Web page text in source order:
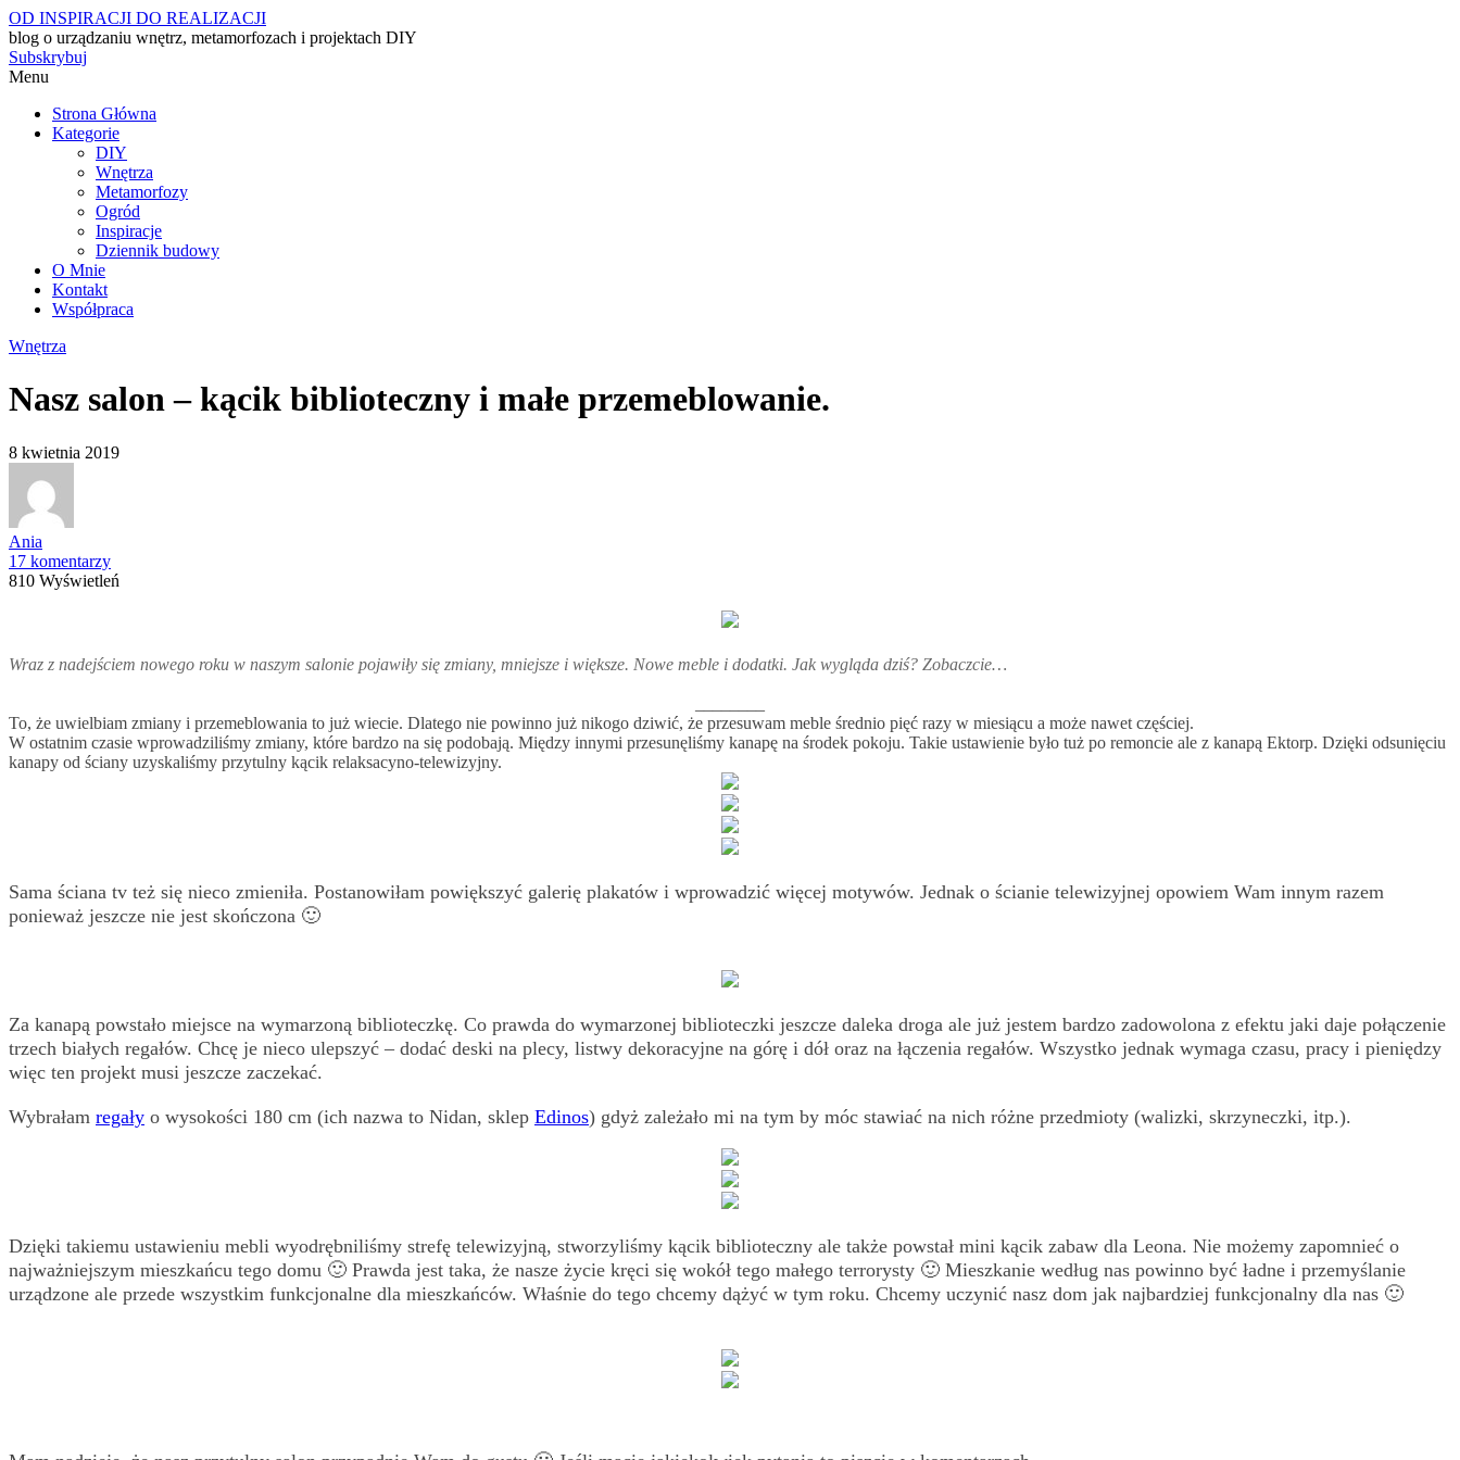
OD INSPIRACJI DO REALIZACJI
blog o urządzaniu wnętrz, metamorfozach i projektach DIY
Subskrybuj
Menu
Strona Główna
Kategorie
DIY
Wnętrza
Metamorfozy
Ogród
Inspiracje
Dziennik budowy
O Mnie
Kontakt
Współpraca
Wnętrza
Nasz salon – kącik biblioteczny i małe przemeblowanie.
8 kwietnia 2019
Ania
17 komentarzy
810 Wyświetleń
Wraz z nadejściem nowego roku w naszym salonie pojawiły się zmiany, mniejsze i większe. Nowe meble i dodatki. Jak wygląda dziś? Zobaczcie…
To, że uwielbiam zmiany i przemeblowania to już wiecie. Dlatego nie powinno już nikogo dziwić, że przesuwam meble średnio pięć razy w miesiącu a może nawet częściej.
W ostatnim czasie wprowadziliśmy zmiany, które bardzo na się podobają. Między innymi przesunęliśmy kanapę na środek pokoju. Takie ustawienie było tuż po remoncie ale z kanapą Ektorp. Dzięki odsunięciu
kanapy od ściany uzyskaliśmy przytulny kącik relaksacyno-telewizyjny.
Sama ściana tv też się nieco zmieniła. Postanowiłam powiększyć galerię plakatów i wprowadzić więcej motywów. Jednak o ścianie telewizyjnej opowiem Wam innym razem
ponieważ jeszcze nie jest skończona 🙂
Za kanapą powstało miejsce na wymarzoną biblioteczkę. Co prawda do wymarzonej biblioteczki jeszcze daleka droga ale już jestem bardzo zadowolona z efektu jaki daje połączenie
trzech białych regałów. Chcę je nieco ulepszyć – dodać deski na plecy, listwy dekoracyjne na górę i dół oraz na łączenia regałów. Wszystko jednak wymaga czasu, pracy i pieniędzy
więc ten projekt musi jeszcze zaczekać.
Wybrałam regały o wysokości 180 cm (ich nazwa to Nidan, sklep Edinos) gdyż zależało mi na tym by móc stawiać na nich różne przedmioty (walizki, skrzyneczki, itp.).
Dzięki takiemu ustawieniu mebli wyodrębniliśmy strefę telewizyjną, stworzyliśmy kącik biblioteczny ale także powstał mini kącik zabaw dla Leona. Nie możemy zapomnieć o
najważniejszym mieszkańcu tego domu 🙂 Prawda jest taka, że nasze życie kręci się wokół tego małego terrorysty 🙂 Mieszkanie według nas powinno być ładne i przemyślanie
urządzone ale przede wszystkim funkcjonalne dla mieszkańców. Właśnie do tego chcemy dążyć w tym roku. Chcemy uczynić nasz dom jak najbardziej funkcjonalny dla nas 🙂